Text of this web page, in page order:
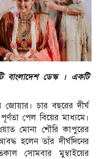
ডেস্ক । একটি
চার বছরের দীর্ঘ
পেল বিয়ের মাধ্যমে।
মোনা শৌরি কাপুরের
হলেন তাঁর দীর্ঘদিনের
সোমবার মুম্বাইয়ের